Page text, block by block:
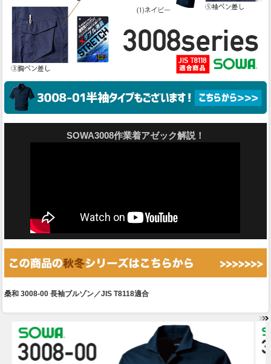
SOWA3008作業着アゼック解説！
桑和 3008-00 長袖ブルゾン／JIS T8118適合